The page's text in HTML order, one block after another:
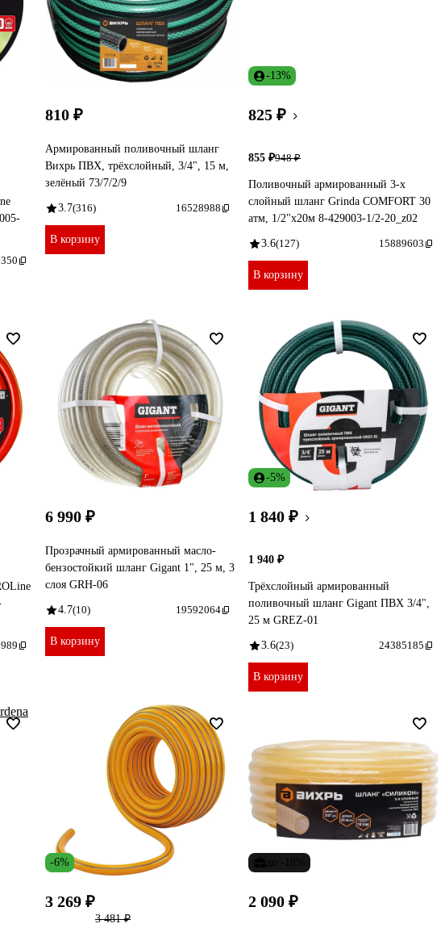
810 ₽
Армированный поливочный шланг
Вихрь ПВХ, трёхслойный, 3/4", 15 м,
зелёный 73/7/2/9
3.7(316) 16528988
В корзину
-13%
825 ₽
855 ₽948 ₽
Поливочный армированный 3-х
слойный шланг Grinda COMFORT 30
атм, 1/2"х20м 8-429003-1/2-20_z02
3.6(127) 15889603
В корзину
6 990 ₽
Прозрачный армированный масло-
бензостойкий шланг Gigant 1", 25 м, 3
слоя GRH-06
4.7(10) 19592064
В корзину
-5%
1 840 ₽
1 940 ₽
Трёхслойный армированный
поливочный шланг Gigant ПВХ 3/4",
25 м GREZ-01
3.6(23) 24385185
В корзину
-6%
3 269 ₽
3 481 ₽
2 090 ₽